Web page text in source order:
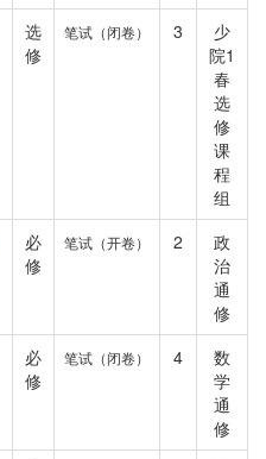
选
修
笔试（闭卷） 3
少
院1
春
选
修
课
程
组
必
修
笔试（开卷） 2
政
治
通
修
必
修
笔试（闭卷） 4
数
学
通
修